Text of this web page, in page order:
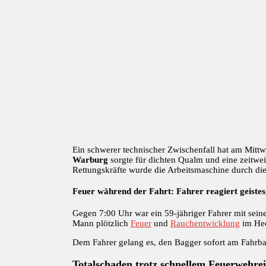
Ein schwerer technischer Zwischenfall hat am
Warburg sorgte für dichten Qualm und eine
Rettungskräfte wurde die Arbeitsmaschine durch
Feuer während der Fahrt: Fahrer reagiert
Gegen 7:00 Uhr war ein 59-jähriger Fahrer mit
Mann plötzlich Feuer und Rauchentwicklung im
Dem Fahrer gelang es, den Bagger sofort am